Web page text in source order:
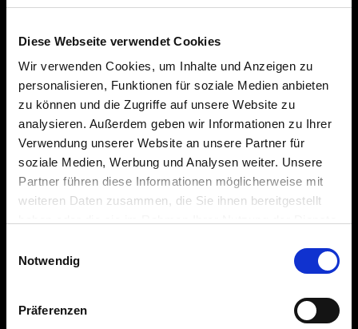
Diese Webseite verwendet Cookies
Wir verwenden Cookies, um Inhalte und Anzeigen zu
personalisieren, Funktionen für soziale Medien anbieten
zu können und die Zugriffe auf unsere Website zu
analysieren. Außerdem geben wir Informationen zu Ihrer
Verwendung unserer Website an unsere Partner für
soziale Medien, Werbung und Analysen weiter. Unsere
Partner führen diese Informationen möglicherweise mit
weiteren Daten zusammen, die Sie ihnen bereitgestellt
Notwendig
Präferenzen
geschiedenis
Onderscheidingen
carrière
afdruk
Gegevensbescherming
Account